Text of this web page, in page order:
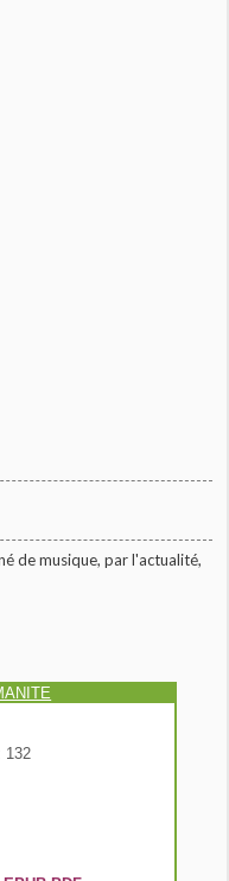
de musique, par l'actualité,
132